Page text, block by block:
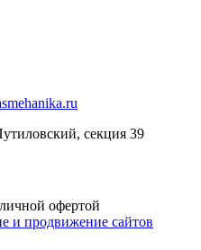
секция 39
офертой
и продвижение сайтов